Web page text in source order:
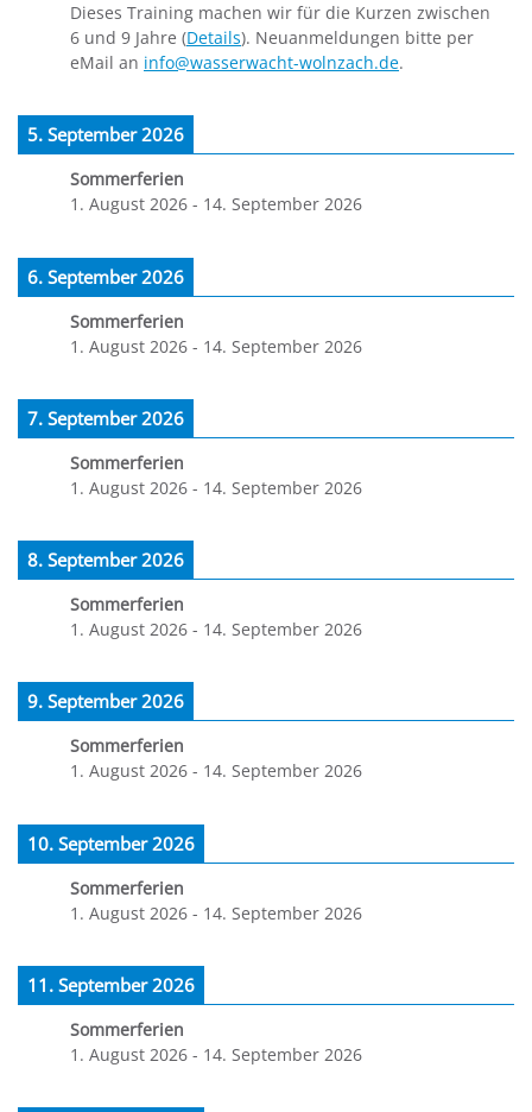
Dieses Training machen wir für die Kurzen zwischen
6 und 9 Jahre (Details). Neuanmeldungen bitte per
eMail an info@wasserwacht-wolnzach.de.
5. September 2026
Sommerferien
1. August 2026 - 14. September 2026
6. September 2026
Sommerferien
1. August 2026 - 14. September 2026
7. September 2026
Sommerferien
1. August 2026 - 14. September 2026
8. September 2026
Sommerferien
1. August 2026 - 14. September 2026
9. September 2026
Sommerferien
1. August 2026 - 14. September 2026
10. September 2026
Sommerferien
1. August 2026 - 14. September 2026
11. September 2026
Sommerferien
1. August 2026 - 14. September 2026